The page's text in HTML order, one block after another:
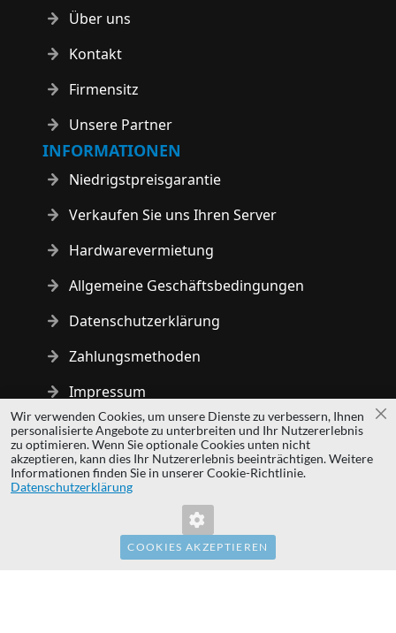
Über uns
Kontakt
Firmensitz
Unsere Partner
INFORMATIONEN
Niedrigstpreisgarantie
Verkaufen Sie uns Ihren Server
Hardwarevermietung
Allgemeine Geschäftsbedingungen
Datenschutzerklärung
Zahlungsmethoden
Impressum
Copyright © 2014 - 2026 MS Development | All rights reserved
| All logos and trademarks are properties of their respective
owners.
Wir verwenden Cookies, um unsere Dienste zu verbessern, Ihnen
personalisierte Angebote zu unterbreiten und Ihr Nutzererlebnis
zu optimieren. Wenn Sie optionale Cookies unten nicht
akzeptieren, kann dies Ihr Nutzererlebnis beeinträchtigen. Weitere
Informationen finden Sie in unserer Cookie-Richtlinie.
Datenschutzerklärung
COOKIES AKZEPTIEREN